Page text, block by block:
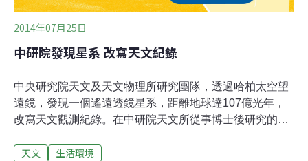
2014年07月25日
中研院發現星系 改寫天文紀錄
中央研究院天文及天文物理所研究團隊，透過哈柏太空望
遠鏡，發現一個遙遠透鏡星系，距離地球達107億光年，
改寫天文觀測紀錄。在中研院天文所從事博士後研究的黃
訊」，獲得國際學術界重視。黃活生是在觀察一個距離地
天文 生活環境